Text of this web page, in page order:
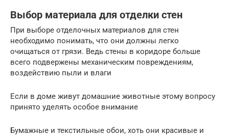
Выбор материала для отделки стен
При выборе отделочных материалов для стен
необходимо понимать, что они должны легко
очищаться от грязи. Ведь стены в коридоре больше
всего подвержены механическим повреждениям,
воздействию пыли и влаги
Если в доме живут домашние животные этому вопросу
принято уделять особое внимание
Бумажные и текстильные обои, хоть они красивые и